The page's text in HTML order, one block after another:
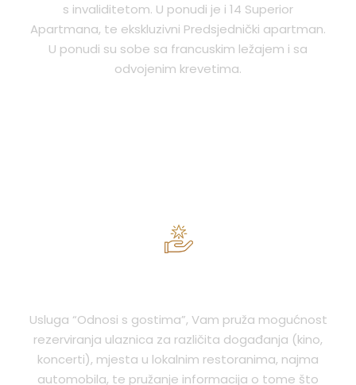
s invaliditetom. U ponudi je i 14 Superior
Apartmana, te ekskluzivni Predsjednički apartman.
U ponudi su sobe sa francuskim ležajem i sa
odvojenim krevetima.
Usluga “Odnosi s gostima”, Vam pruža mogućnost
rezerviranja ulaznica za različita događanja (kino,
koncerti), mjesta u lokalnim restoranima, najma
automobila, te pružanje informacija o tome što